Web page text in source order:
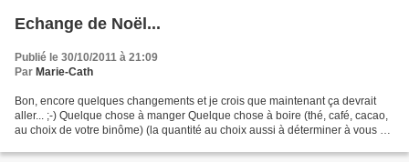
Echange de Noël...
Publié le 30/10/2011 à 21:09
Par Marie-Cath
Bon, encore quelques changements et je crois que maintenant ça devrait
aller... ;-) Quelque chose à manger Quelque chose à boire (thé, café, cacao,
au choix de votre binôme) (la quantité au choix aussi à déterminer à vous 2: